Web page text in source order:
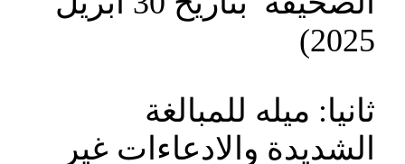
2025)
ثانيا: ميله للمبالغة
الشديدة والادعاءات غير